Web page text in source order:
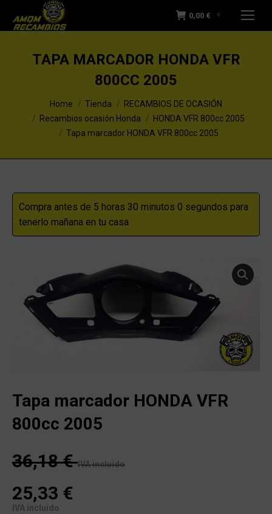
0,00 € 0
TAPA MARCADOR HONDA VFR
800CC 2005
You are here:Home Tienda
RECAMBIOS DE OCASIÓN
Recambios ocasión Honda
HONDA VFR 800cc 2005
Tapa marcador HONDA VFR 800cc 2005
Compra antes de 5 horas 30 minutos 0 segundos para
tenerlo mañana en tu casa
Tapa marcador HONDA VFR
800cc 2005
36,18€ IVA incluido
25,33 €
IVA incluido